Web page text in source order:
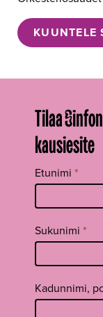
KUUNTELE
Tilaa
kausiesite
Tilaa
uutiskirje
footer FI
Etunimi *
Sukunimi *
Kadunnimi,